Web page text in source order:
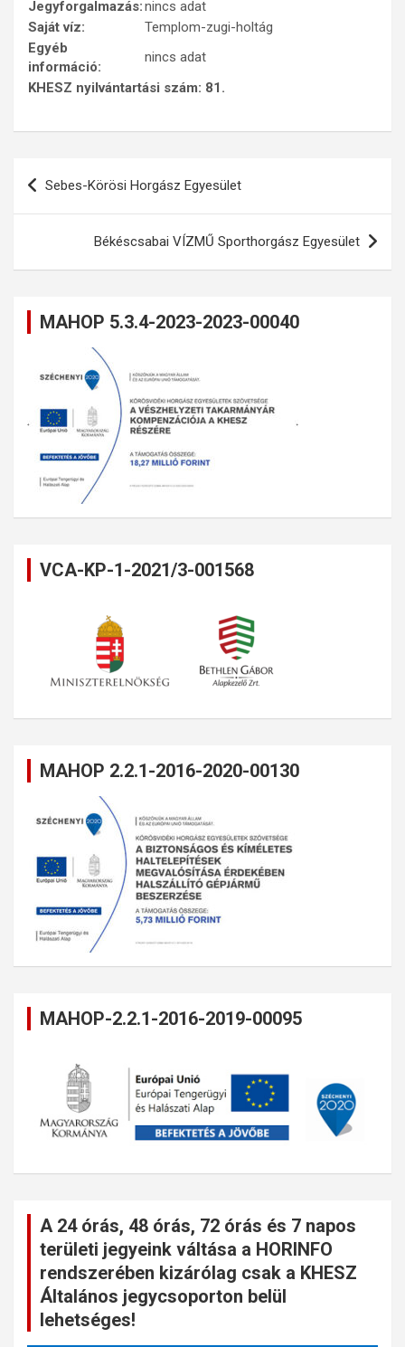
Jegyforgalmazás:nincs adat
Saját víz:
Templom-zugi-holtág
Egyéb
információ:
nincs adat
KHESZ nyilvántartási szám: 81.
Bejegyzés
navigáció
Sebes-Körösi Horgász Egyesület
Békéscsabai VÍZMŰ Sporthorgász Egyesület
MAHOP 5.3.4-2023-2023-00040
VCA-KP-1-2021/3-001568
MAHOP 2.2.1-2016-2020-00130
MAHOP-2.2.1-2016-2019-00095
A 24 órás, 48 órás, 72 órás és 7 napos
területi jegyeink váltása a HORINFO
rendszerében kizárólag csak a KHESZ
Általános jegycsoporton belül
lehetséges!